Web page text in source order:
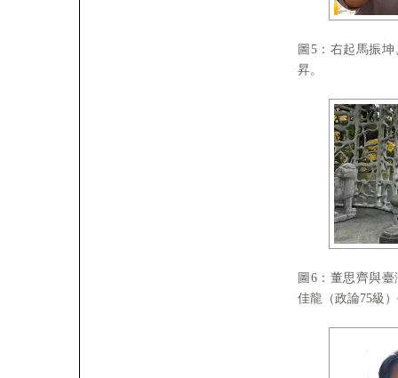
圖5：右起馬振
昇。
圖6：董思齊與
佳龍（政論75級